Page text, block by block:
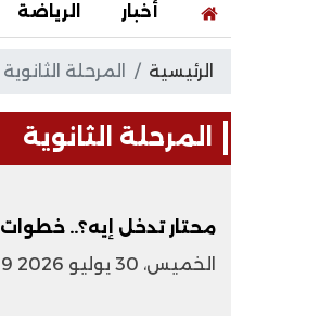
أخبار الرياضة
الرئيسية المرحلة الثانوية
المرحلة الثانوية
محتار تدخل إيه؟..
الخميس، 30 يوليو 2026 04:59 م